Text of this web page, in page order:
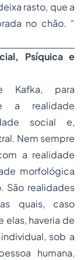
rasto, que a
no chão. “
Psíquica e
Kafka, para
a realidade
social e,
Nem sempre
a realidade
morfológica
São realidades
quais, caso
elas, haveria de
sob a
humana,